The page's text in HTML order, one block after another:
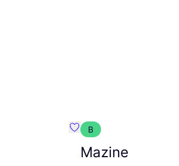
Favoritos {nombre}
B
Mazine